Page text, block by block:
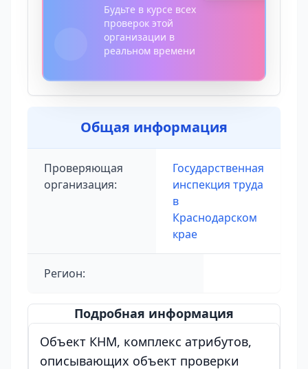
Будьте в курсе всех
проверок этой
организации в
реальном времени
Общая информация
Проверяющая
организация:
Государственная
инспекция труда
в
Краснодарском
крае
Регион:
Подробная информация
Объект КНМ, комплекс атрибутов,
описывающих объект проверки